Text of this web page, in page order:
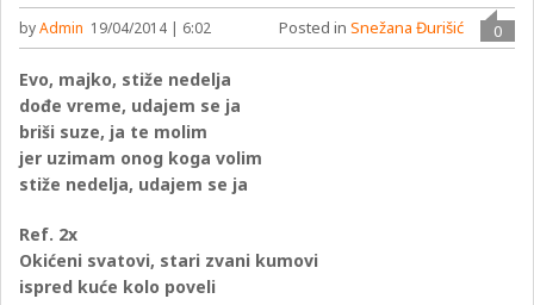
byAdmin 19/04/2014 | 6:02 0
Posted in Snežana Đurišić
Evo, majko, stiže nedelja
dođe vreme, udajem se ja
briši suze, ja te molim
jer uzimam onog koga volim
stiže nedelja, udajem se ja
Ref. 2x
Okićeni svatovi, stari zvani kumovi
ispred kuće kolo poveli